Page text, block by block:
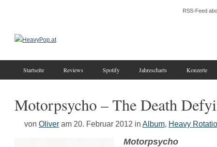
RSS-Feed
Startseite Reviews Spotify Jahrescharts Konzerte
Motorpsycho – The Death
von Oliver am 20. Februar 2012 in Album, Heavy
Motorpsycho